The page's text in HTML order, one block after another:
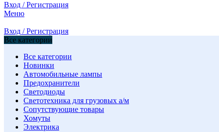
Вход / Регистрация
Меню
Вход / Регистрация
Все категории
Все категории
Новинки
Автомобильные лампы
Предохранители
Светодиоды
Светотехника для грузовых а/м
Сопутствующие товары
Хомуты
Электрика